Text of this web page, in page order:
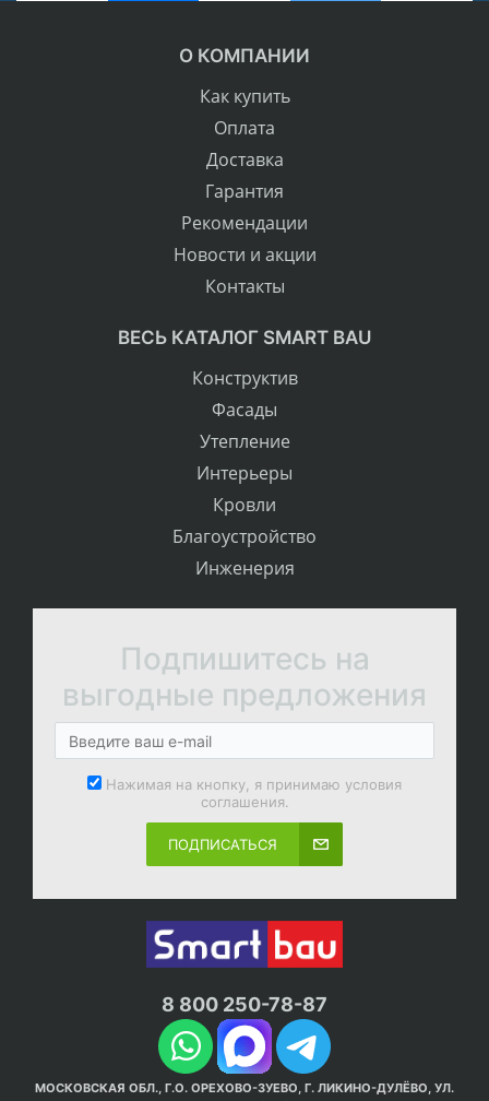
О КОМПАНИИ
Как купить
Оплата
Доставка
Гарантия
Рекомендации
Новости и акции
Контакты
ВЕСЬ КАТАЛОГ SMART BAU
Конструктив
Фасады
Утепление
Интерьеры
Кровли
Благоустройство
Инженерия
Подпишитесь на
выгодные предложения
Нажимая на кнопку, я принимаю условия
соглашения.
ПОДПИСАТЬСЯ
8 800 250-78-87
МОСКОВСКАЯ ОБЛ., Г.О. ОРЕХОВО-ЗУЕВО, Г. ЛИКИНО-ДУЛЁВО, УЛ.